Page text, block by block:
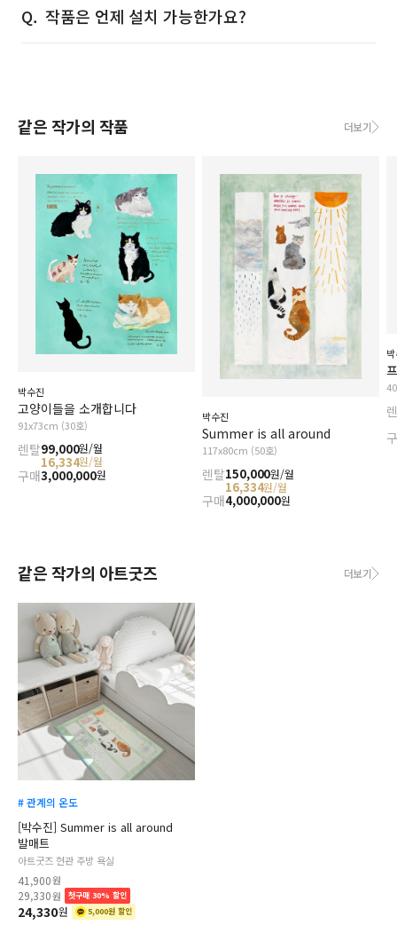
작품은 언제 설치 가능한가요?
같은 작가의 작품 더보기
박수진
고양이들을 소개합니다
91x73cm (30호)
렌탈99,000원/월
16,334원/월
구매3,000,000원
박수진
Summer is all around
117x80cm (50호)
렌탈150,000원/월
16,334원/월
구매4,000,000원
같은 작가의 아트굿즈 더보기
# 관계의 온도
[박수진] Summer is all around
발매트
아트굿즈 현관 주방 욕실
41,900원
29,330원 첫구매 30% 할인
24,330원 5,000원 할인